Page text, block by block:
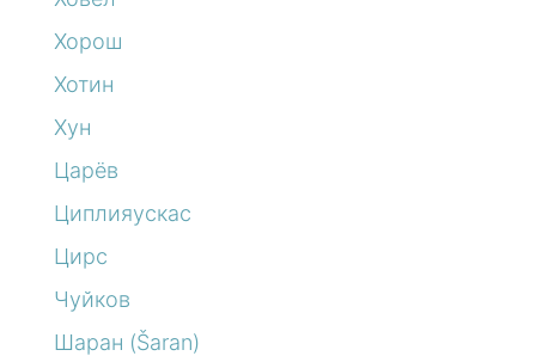
Хорош
Хотин
Хун
Царёв
Циплияускас
Цирс
Чуйков
Шаран (Šaran)